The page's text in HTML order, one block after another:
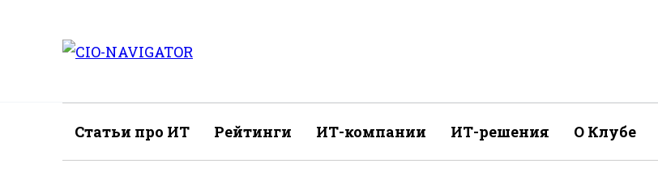
содержанию
Статьи про ИТ Рейтинги ИТ-компании ИТ-решения О Клубе